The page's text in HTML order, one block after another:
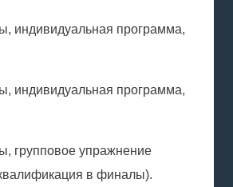
индивидуальная программа,
индивидуальная программа,
групповое упражнение
в финалы).